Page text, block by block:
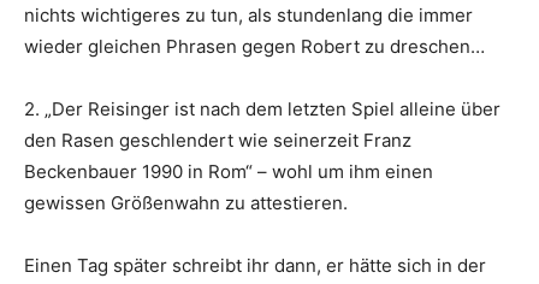
nichts wichtigeres zu tun, als stundenlang die immer
wieder gleichen Phrasen gegen Robert zu dreschen…
2. „Der Reisinger ist nach dem letzten Spiel alleine über
den Rasen geschlendert wie seinerzeit Franz
Beckenbauer 1990 in Rom“ – wohl um ihm einen
gewissen Größenwahn zu attestieren.
Einen Tag später schreibt ihr dann, er hätte sich in der